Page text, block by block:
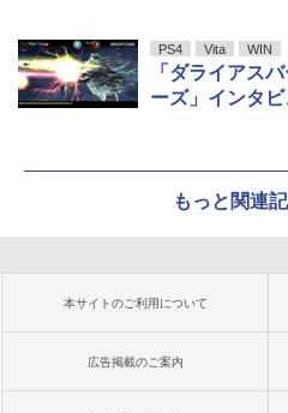
PS4 Vita WIN
「ダライアス
ーズ」インタ
もっと関連
本サイトのご利用について
広告掲載のご案内